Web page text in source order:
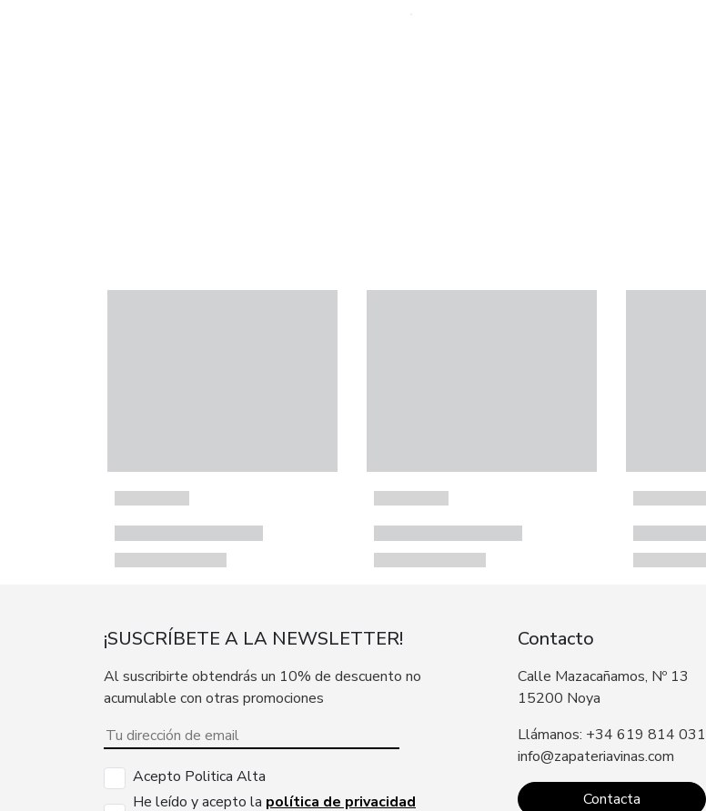
¡SUSCRÍBETE A LA NEWSLETTER!
Al suscribirte obtendrás un 10% de descuento no
acumulable con otras promociones
Acepto Politica Alta
He leído y acepto la política de privacidad
Contacto
Calle Mazacañamos, Nº 13
15200 Noya
Llámanos: +34 619 814 031
info@zapateriavinas.com
Contacta